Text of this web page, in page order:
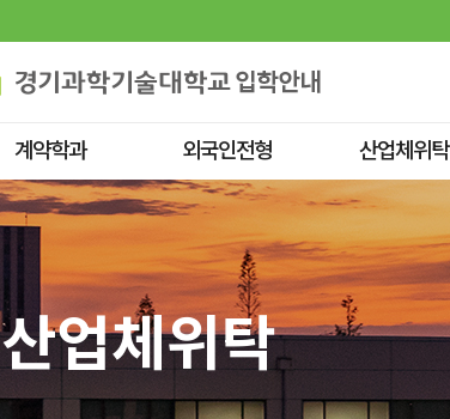
계약학과 외국인전형 산업체위탁
산업체위탁